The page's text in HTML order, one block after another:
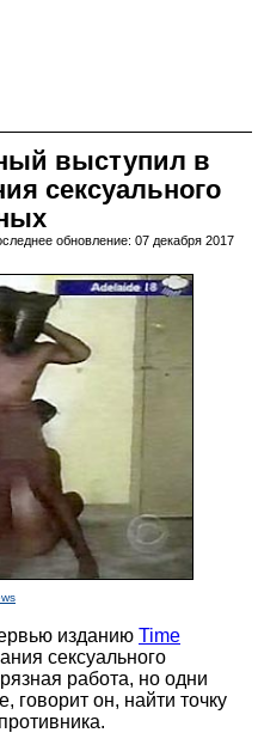
выступил в
сексуального
обновление: 07 декабря 2017
изданию Time
сексуального
работа, но одни
говорит он, найти точку